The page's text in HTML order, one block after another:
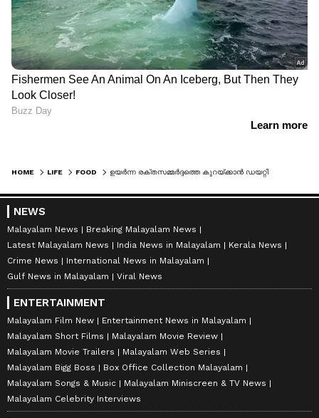
HOME LIFE FOOD
NEWS
Malayalam News
Breaking Malayalam News
Latest Malayalam News
India News in Malayalam
Kerala News
Crime News
International News in Malayalam
Gulf News in Malayalam
Viral News
ENTERTAINMENT
Malayalam Film New
Entertainment News in Malayalam
Malayalam Short Films
Malayalam Movie Review
Malayalam Movie Trailers
Malayalam Web Series
Malayalam Bigg Boss
Box Office Collection Malayalam
Malayalam Songs & Music
Malayalam Miniscreen & TV News
Malayalam Celebrity Interviews